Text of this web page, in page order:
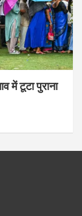
में टूटा पुराना